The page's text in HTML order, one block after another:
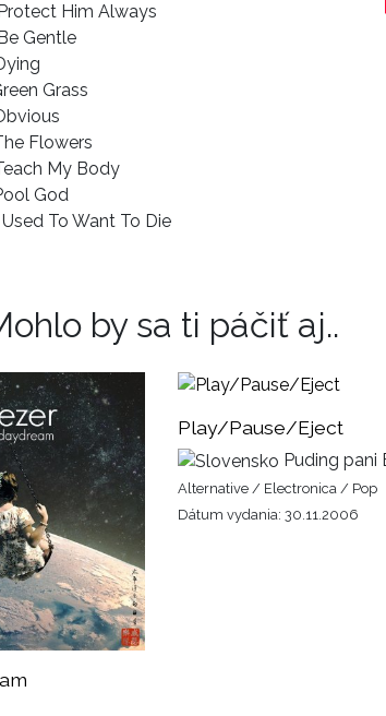
Him Always
Gentle
Grass
Flowers
My Body
God
Used To Want To Die
by sa ti páčiť aj..
Play/Pause/Eject
Puding pani
Alternative / Electronica / Pop
Dátum vydania: 30.11.2006